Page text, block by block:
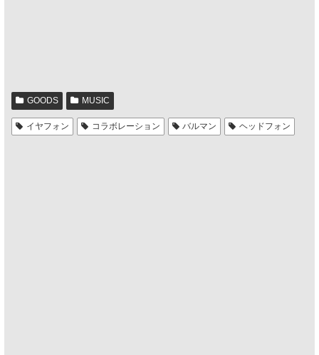
GOODS MUSIC
イヤフォン コラボレーション バルマン ヘッドフォン